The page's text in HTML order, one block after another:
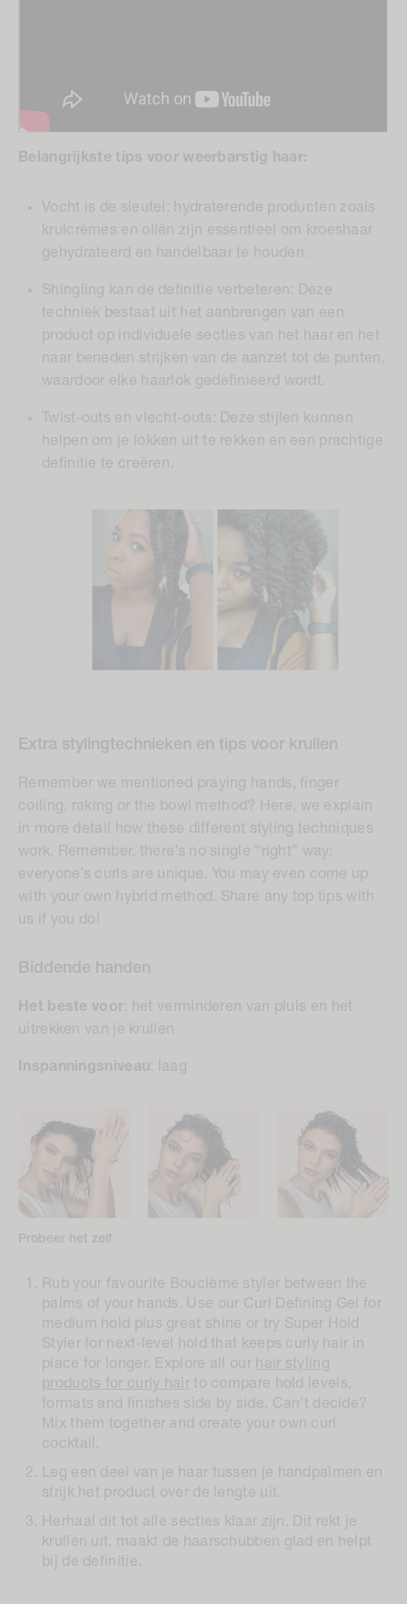
Belangrijkste tips voor weerbarstig haar:
Vocht is de sleutel: hydraterende producten zoals
krulcrèmes en oliën zijn essentieel om kroeshaar
gehydrateerd en handelbaar te houden.
Shingling kan de definitie verbeteren: Deze
techniek bestaat uit het aanbrengen van een
product op individuele secties van het haar en het
naar beneden strijken van de aanzet tot de punten,
waardoor elke haarlok gedefinieerd wordt.
Twist-outs en vlecht-outs: Deze stijlen kunnen
helpen om je lokken uit te rekken en een prachtige
definitie te creëren.
Extra stylingtechnieken en tips voor krullen
Remember we mentioned praying hands, finger
coiling, raking or the bowl method? Here, we explain
in more detail how these different styling techniques
work. Remember, there’s no single “right” way:
everyone’s curls are unique. You may even come up
with your own hybrid method. Share any top tips with
us if you do!
Biddende handen
Het beste voor: het verminderen van pluis en het
uitrekken van je krullen
Inspanningsniveau: laag
Probeer het zelf
Rub your favourite Bouclème styler between the
palms of your hands. Use our Curl Defining Gel for
medium hold plus great shine or try Super Hold
Styler for next-level hold that keeps curly hair in
place for longer. Explore all our
hair styling
products for curly hair to compare hold levels,
formats and finishes side by side. Can’t decide?
Mix them together and create your own curl
cocktail.
Leg een deel van je haar tussen je handpalmen en
strijk het product over de lengte uit.
Herhaal dit tot alle secties klaar zijn. Dit rekt je
krullen uit, maakt de haarschubben glad en helpt
bij de definitie.